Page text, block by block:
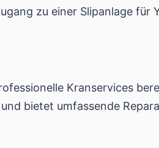
zu einer Slipanlage für
Kranservices
bietet umfassende